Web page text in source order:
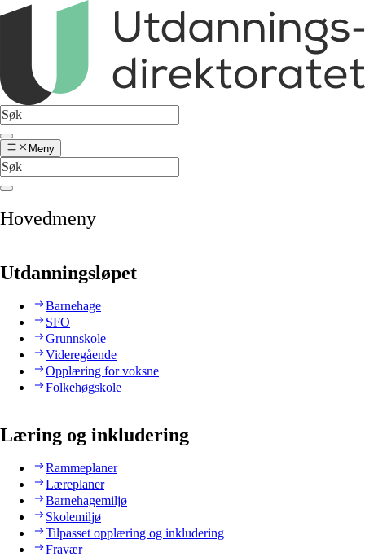
Meny
Hovedmeny
Utdanningsløpet
Barnehage
SFO
Grunnskole
Videregående
Opplæring for voksne
Folkehøgskole
Læring og inkludering
Rammeplaner
Læreplaner
Barnehagemiljø
Skolemiljø
Tilpasset opplæring og inkludering
Fravær